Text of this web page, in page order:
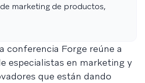
marketing de productos,
conferencia Forge reúne a
especialistas en marketing y
que están dando